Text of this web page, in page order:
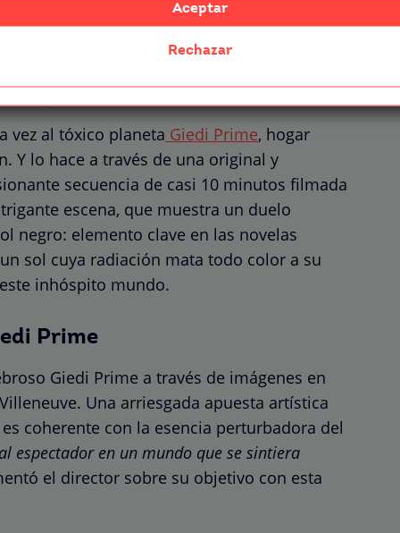
de «Dune: Parte 2»
vez al tóxico planeta Giedi Prime, hogar
Y lo hace a través de una original y
secuencia de casi 10 minutos filmada
escena, que muestra un duelo
negro: elemento clave en las novelas
sol cuya radiación mata todo color a su
inhóspito mundo.
Prime
Giedi Prime a través de imágenes en
Una arriesgada apuesta artística
coherente con la esencia perturbadora del
espectador en un mundo que se sintiera
el director sobre su objetivo con esta
Aceptar
Rechazar